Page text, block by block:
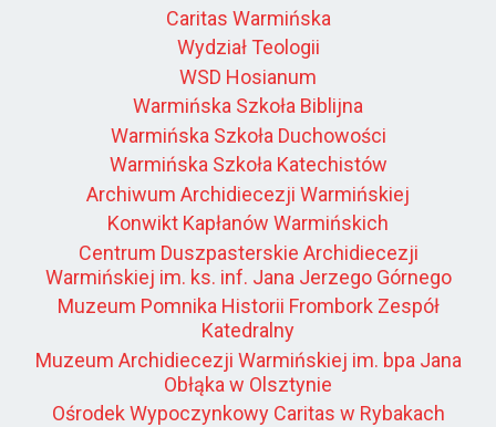
Caritas Warmińska
Wydział Teologii
WSD Hosianum
Warmińska Szkoła Biblijna
Warmińska Szkoła Duchowości
Warmińska Szkoła Katechistów
Archiwum Archidiecezji Warmińskiej
Konwikt Kapłanów Warmińskich
Centrum Duszpasterskie Archidiecezji
Warmińskiej im. ks. inf. Jana Jerzego Górnego
Muzeum Pomnika Historii Frombork Zespół
Katedralny
Muzeum Archidiecezji Warmińskiej im. bpa Jana
Obłąka w Olsztynie
Ośrodek Wypoczynkowy Caritas w Rybakach